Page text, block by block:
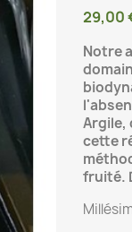
29,00
Notre
Argile,
cette
fruité.